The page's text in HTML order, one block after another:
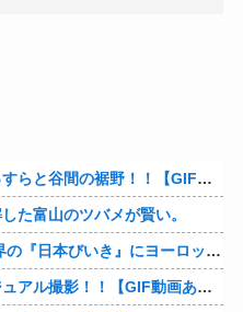
トラウデン直美キャスター うっすらと谷間の裾野！！【GIF動画あり】
た富山のツバメが賢い。
欧州「日本だけ反則だろ…」 世界の『日本びいき』にヨーロッパ全土から不満の声
井上清華アナ 「朗読劇」ヴィジュアル撮影！！【GIF動画あり】